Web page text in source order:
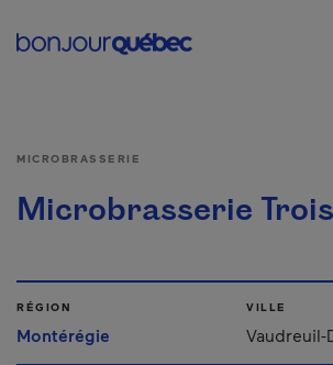
Main
MICROBRASSERIE
Microbrasserie
RÉGION
Montérégie
VILLE
Vaudreuil-